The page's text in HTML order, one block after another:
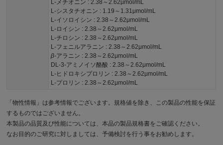
L-メチオニン : 2.38～2.62μmol/mL
L-シスタチオニン : 1.19～1.31μmol/mL
L-イソロイシン : 2.38～2.62μmol/mL
L-ロイシン : 2.38～2.62μmol/mL
L-チロシン : 2.38～2.62μmol/mL
L-フェニルアラニン : 2.38～2.62μmol/mL
β-アラニン : 2.38～2.62μmol/mL
DL-3-アミノイソ酪酸 : 2.38～2.62μmol/mL
L-ヒドロキシプロリン : 2.38～2.62μmol/mL
L-プロリン : 2.38～2.62μmol/mL
「物性情報」は参考情報でございます。規格値を除き、この製品の性能を保証
するものではございません。
本製品の品質及び性能については、本品の製品規格書をご確認ください。
なお目的のご研究に対しましては、予備検討を行う事をお勧めします。